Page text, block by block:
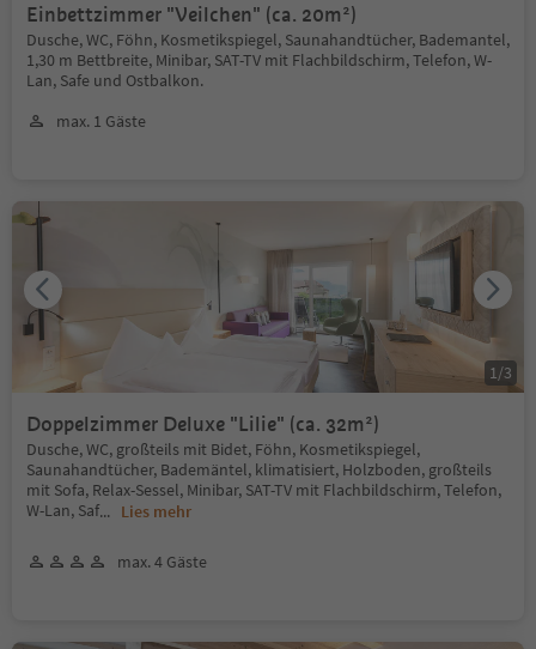
Einbettzimmer "Veilchen" (ca. 20m²)
Dusche, WC, Föhn, Kosmetikspiegel, Saunahandtücher, Bademantel,
1,30 m Bettbreite, Minibar, SAT-TV mit Flachbildschirm, Telefon, W-
Lan, Safe und Ostbalkon.
max. 1 Gäste
Doppelzimmer Deluxe "Lilie" (ca. 32m²)
Dusche, WC, großteils mit Bidet, Föhn, Kosmetikspiegel,
Saunahandtücher, Bademäntel, klimatisiert, Holzboden, großteils
mit Sofa, Relax-Sessel, Minibar, SAT-TV mit Flachbildschirm, Telefon,
W-Lan, Saf... Lies mehr
max. 4 Gäste
1 /3